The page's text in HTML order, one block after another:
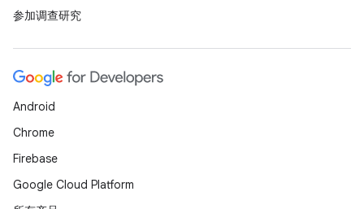
参加调查研究
Android
Chrome
Firebase
Google Cloud Platform